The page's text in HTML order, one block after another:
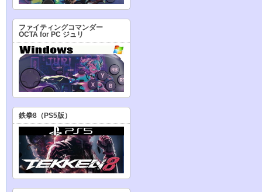
ファイティングコマンダー
OCTA for PC ジュリ
鉄拳8（PS5版）